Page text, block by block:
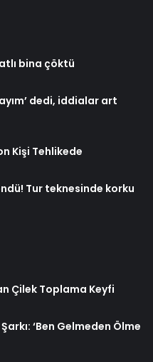
bina çöktü
dedi, iddialar art
Kişi Tehlikede
Tur teknesinde korku
Çilek Toplama Keyfi
‘Ben Gelmeden Ölme